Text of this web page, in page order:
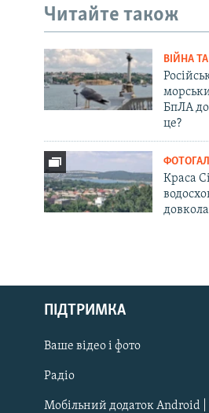
Русский
Qırımtatar
ДОЛУЧАЙСЯ!
Читайте також
ВІЙНА
БпЛА до
це?
Краса
довкола
ПІДТРИМКА
Ваше відео і фото
Радіо
Мобільний додаток Android |